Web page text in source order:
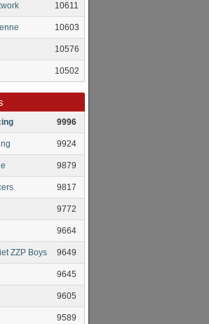
10611
10603
10576
10502
9996
9924
9879
9817
9772
9664
ZZP Boys 9649
9645
9605
9589